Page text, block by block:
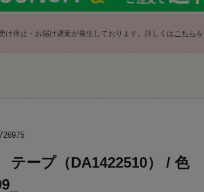
け停止・お届け遅延が発生しております。詳しくはこちら
テープ（DA1422510） / 色